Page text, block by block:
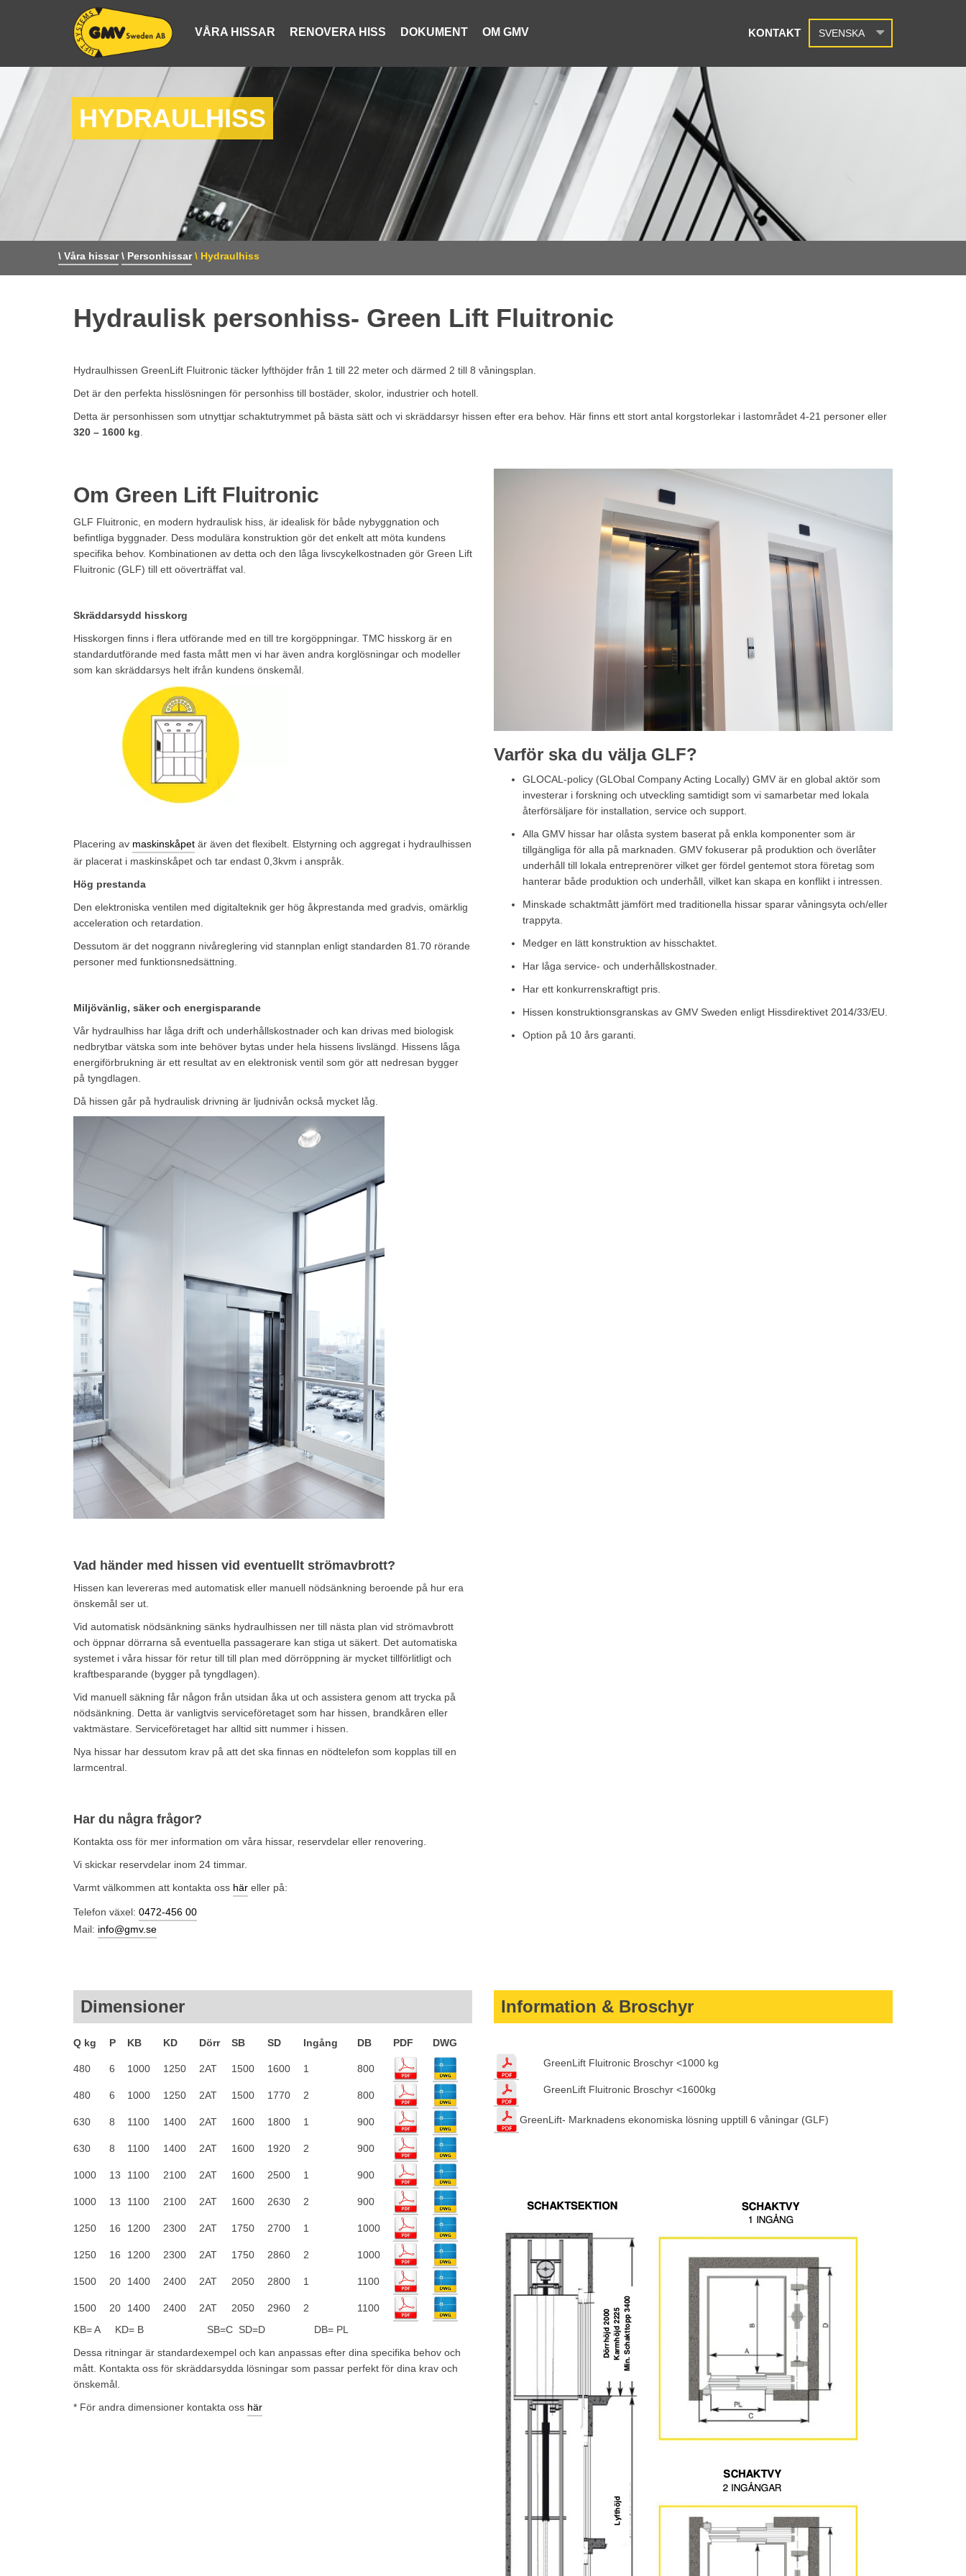
VÅRA HISSAR RENOVERA HISS DOKUMENT OM GMV KONTAKT SVENSKA
HYDRAULHISS
\ Våra hissar \ Personhissar \ Hydraulhiss
Hydraulisk personhiss- Green Lift Fluitronic
Hydraulhissen GreenLift Fluitronic täcker lyfthöjder från 1 till 22 meter och därmed 2 till 8 våningsplan.
Det är den perfekta hisslösningen för personhiss till bostäder, skolor, industrier och hotell.
Detta är personhissen som utnyttjar schaktutrymmet på bästa sätt och vi skräddarsyr hissen efter era behov. Här finns ett stort antal korgstorlekar i lastområdet 4-21 personer eller
320 – 1600 kg
Om Green Lift Fluitronic
GLF Fluitronic, en modern hydraulisk hiss, är idealisk för både nybyggnation och
befintliga byggnader. Dess modulära konstruktion gör det enkelt att möta kundens
specifika behov. Kombinationen av detta och den låga livscykelkostnaden gör Green Lift
Fluitronic (GLF) till ett oöverträffat val.
Skräddarsydd hisskorg
Hisskorgen finns i flera utförande med en till tre korgöppningar. TMC hisskorg är en
standardutförande med fasta mått men vi har även andra korglösningar och modeller
som kan skräddarsys helt ifrån kundens önskemål.
Placering av maskinskåpet är även det flexibelt. Elstyrning och aggregat i hydraulhissen
är placerat i maskinskåpet och tar endast 0,3kvm i anspråk.
Hög prestanda
Den elektroniska ventilen med digitalteknik ger hög åkprestanda med gradvis, omärklig
acceleration och retardation.
Dessutom är det noggrann nivåreglering vid stannplan enligt standarden 81.70 rörande
personer med funktionsnedsättning.
Miljövänlig, säker och energisparande
Vår hydraulhiss har låga drift och underhållskostnader och kan drivas med biologisk
nedbrytbar vätska som inte behöver bytas under hela hissens livslängd. Hissens låga
energiförbrukning är ett resultat av en elektronisk ventil som gör att nedresan bygger
på tyngdlagen.
Då hissen går på hydraulisk drivning är ljudnivån också mycket låg.
Vad händer med hissen vid eventuellt strömavbrott?
Hissen kan levereras med automatisk eller manuell nödsänkning beroende på hur era
önskemål ser ut.
Vid automatisk nödsänkning sänks hydraulhissen ner till nästa plan vid strömavbrott
och öppnar dörrarna så eventuella passagerare kan stiga ut säkert. Det automatiska
systemet i våra hissar för retur till till plan med dörröppning är mycket tillförlitligt och
kraftbesparande (bygger på tyngdlagen).
Vid manuell säkning får någon från utsidan åka ut och assistera genom att trycka på
nödsänkning. Detta är vanligtvis serviceföretaget som har hissen, brandkåren eller
vaktmästare. Serviceföretaget har alltid sitt nummer i hissen.
Nya hissar har dessutom krav på att det ska finnas en nödtelefon som kopplas till en
larmcentral.
Varför ska du välja GLF?
GLOCAL-policy (GLObal Company Acting Locally) GMV är en global aktör som
investerar i forskning och utveckling samtidigt som vi samarbetar med lokala
återförsäljare för installation, service och support.
Alla GMV hissar har olåsta system baserat på enkla komponenter som är
tillgängliga för alla på marknaden. GMV fokuserar på produktion och överlåter
underhåll till lokala entreprenörer vilket ger fördel gentemot stora företag som
hanterar både produktion och underhåll, vilket kan skapa en konflikt i intressen.
Minskade schaktmått jämfört med traditionella hissar sparar våningsyta och/eller
trappyta.
Medger en lätt konstruktion av hisschaktet.
Har låga service- och underhållskostnader.
Har ett konkurrenskraftigt pris.
Hissen konstruktionsgranskas av GMV Sweden enligt Hissdirektivet 2014/33/EU.
Option på 10 års garanti.
Har du några frågor?
Kontakta oss för mer information om våra hissar, reservdelar eller renovering.
Vi skickar reservdelar inom 24 timmar.
Varmt välkommen att kontakta oss här eller på:
Telefon växel: 0472-456 00
Mail: info@gmv.se
Dimensioner
Q kg P KB KD Dörr SB SD Ingång DB PDF DWG
480 6 1000 1250 2AT 1500 1600 1 800
480 6 1000 1250 2AT 1500 1770 2 800
630 8 1100 1400 2AT 1600 1800 1 900
630 8 1100 1400 2AT 1600 1920 2 900
1000 13 1100 2100 2AT 1600 2500 1 900
1000 13 1100 2100 2AT 1600 2630 2 900
1250 16 1200 2300 2AT 1750 2700 1 1000
1250 16 1200 2300 2AT 1750 2860 2 1000
1500 20 1400 2400 2AT 2050 2800 1 1100
1500 20 1400 2400 2AT 2050 2960 2
1100
KB= A KD= B SB=C SD=D DB= PL
Dessa ritningar är standardexempel och kan anpassas efter dina specifika behov och
mått. Kontakta oss för skräddarsydda lösningar som passar perfekt för dina krav och
önskemål.
* För andra dimensioner kontakta oss här
Information & Broschyr
GreenLift Fluitronic Broschyr <1000 kg
GreenLift Fluitronic Broschyr <1600kg
GreenLift- Marknadens ekonomiska lösning upptill 6 våningar (GLF)